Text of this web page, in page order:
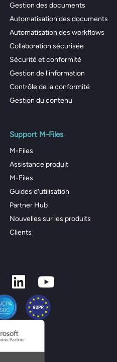
Gestion des documents
Automatisation des documents
Automatisation des workflows
Collaboration sécurisée
Sécurité et conformité
Gestion de l'information
Contrôle de la conformité
Gestion du contenu
Support M-Files
M-Files
Assistance produit
M-Files
Guides d'utilisation
Partner Hub
Nouvelles sur les produits
Clients